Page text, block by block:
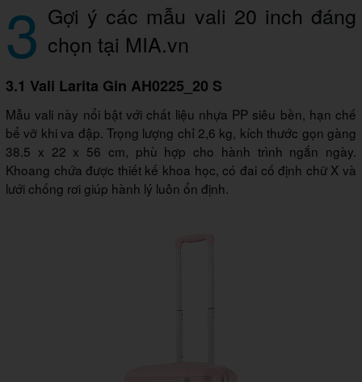
3 Gợi ý các mẫu vali 20 inch đáng
chọn tại MIA.vn
3.1 Vali Larita Gin AH0225_20 S
Mẫu vali này nổi bật với chất liệu nhựa PP siêu bền, hạn chế
bể vỡ khi va đập. Trọng lượng chỉ 2,6 kg, kích thước gọn gàng
38.5 x 22 x 56 cm, phù hợp cho hành trình ngắn ngày.
Khoang chứa được thiết kế khoa học, có đai cố định chữ X và
lưới chống rơi giúp hành lý luôn ổn định.